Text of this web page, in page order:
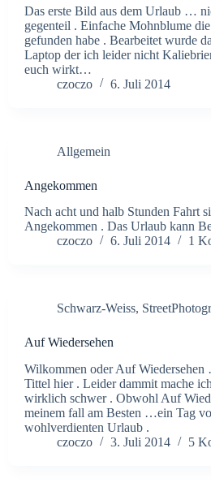
Das erste Bild aus dem Urlaub …
gegenteil . Einfache Mohnblume
gefunden habe . Bearbeitet wurde
Laptop der ich leider nicht
euch wirkt…
czoczo
6. Juli 2014
Allgemein
Angekommen
Nach acht und halb Stunden Fahrt
Angekommen . Das Urlaub kann
czoczo
6. Juli 2014 1
Schwarz-Weiss,
Auf Wiedersehen
Wilkommen oder Auf Wiedersehen
Tittel hier . Leider dammit mache
wirklich schwer . Obwohl Auf
meinem fall am Besten …ein Tag
wohlverdienten Urlaub .
czoczo
3. Juli 2014 5